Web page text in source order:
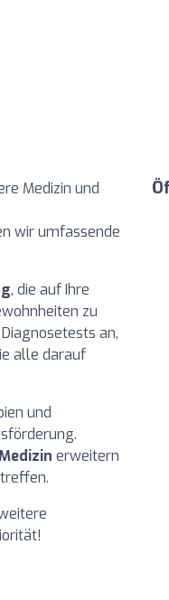
Medizin und
wir umfassende
, die auf Ihre
zu
an,
alle darauf
und
erweitern